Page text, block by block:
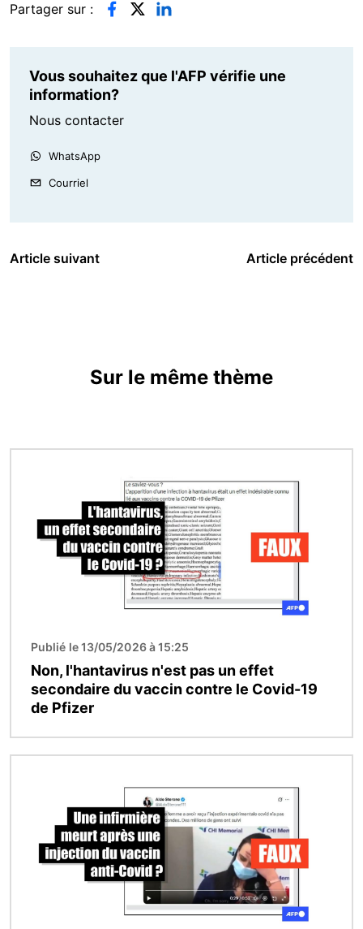
Partager sur :
Vous souhaitez que l'AFP vérifie une
information?
Nous contacter
WhatsApp
Courriel
Article suivant Article précédent
Sur le même thème
Publié le 13/05/2026 à 15:25
Non, l'hantavirus n'est pas un effet
secondaire du vaccin contre le Covid-19
de Pfizer